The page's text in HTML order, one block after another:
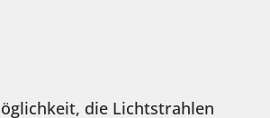
die Lichtstrahlen